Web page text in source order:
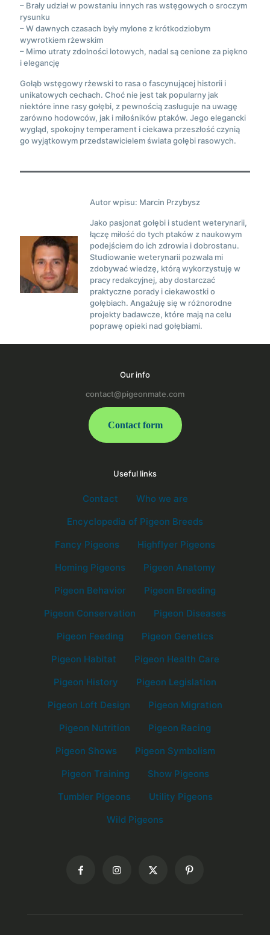
– Brały udział w powstaniu innych ras wstęgowych o sroczym
rysunku
– W dawnych czasach były mylone z krótkodziobym
wywrotkiem rżewskim
– Mimo utraty zdolności lotowych, nadal są cenione za piękno
i elegancję
Gołąb wstęgowy rżewski to rasa o fascynującej historii i
unikatowych cechach. Choć nie jest tak popularny jak
niektóre inne rasy gołębi, z pewnością zasługuje na uwagę
zarówno hodowców, jak i miłośników ptaków. Jego elegancki
wygląd, spokojny temperament i ciekawa przeszłość czynią
go wyjątkowym przedstawicielem świata gołębi rasowych.
Autor wpisu: Marcin Przybysz
Jako pasjonat gołębi i student weterynarii,
łączę miłość do tych ptaków z naukowym
podejściem do ich zdrowia i dobrostanu.
Studiowanie weterynarii pozwala mi
zdobywać wiedzę, którą wykorzystuję w
pracy redakcyjnej, aby dostarczać
praktyczne porady i ciekawostki o
gołębiach. Angażuję się w różnorodne
projekty badawcze, które mają na celu
poprawę opieki nad gołębiami.
Our info
contact@pigeonmate.com
Contact form
Useful links
Contact
Who we are
Encyclopedia of Pigeon Breeds
Fancy Pigeons
Highflyer Pigeons
Homing Pigeons
Pigeon Anatomy
Pigeon Behavior
Pigeon Breeding
Pigeon Conservation
Pigeon Diseases
Pigeon Feeding
Pigeon Genetics
Pigeon Habitat
Pigeon Health Care
Pigeon History
Pigeon Legislation
Pigeon Loft Design
Pigeon Migration
Pigeon Nutrition
Pigeon Racing
Pigeon Shows
Pigeon Symbolism
Pigeon Training
Show Pigeons
Tumbler Pigeons
Utility Pigeons
Wild Pigeons